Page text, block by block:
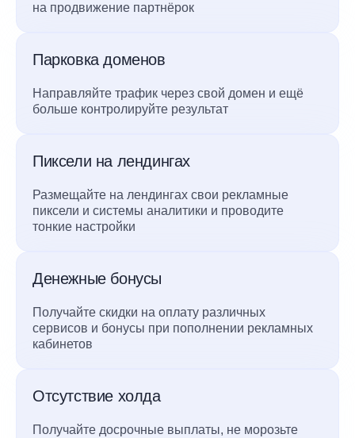
на продвижение партнёрок
Парковка доменов
Направляйте трафик через свой домен и ещё
больше контролируйте результат
Пиксели на лендингах
Размещайте на лендингах свои рекламные
пиксели и системы аналитики и проводите
тонкие настройки
Денежные бонусы
Получайте скидки на оплату различных
сервисов и бонусы при пополнении рекламных
кабинетов
Отсутствие холда
Получайте досрочные выплаты, не морозьте